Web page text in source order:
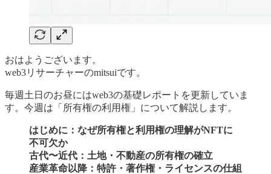
おはようございます。
web3リサーチャーのmitsuiです。
毎週土日のお昼にはweb3の基礎レポートを更新していま
す。今週は「所有権の利用権」について解説します。
はじめに：なぜ所有権と利用権の理解がNFTに
不可欠か
古代〜近代：土地・不動産の所有権の確立
産業革命以降：特許・著作権・ライセンスの仕組